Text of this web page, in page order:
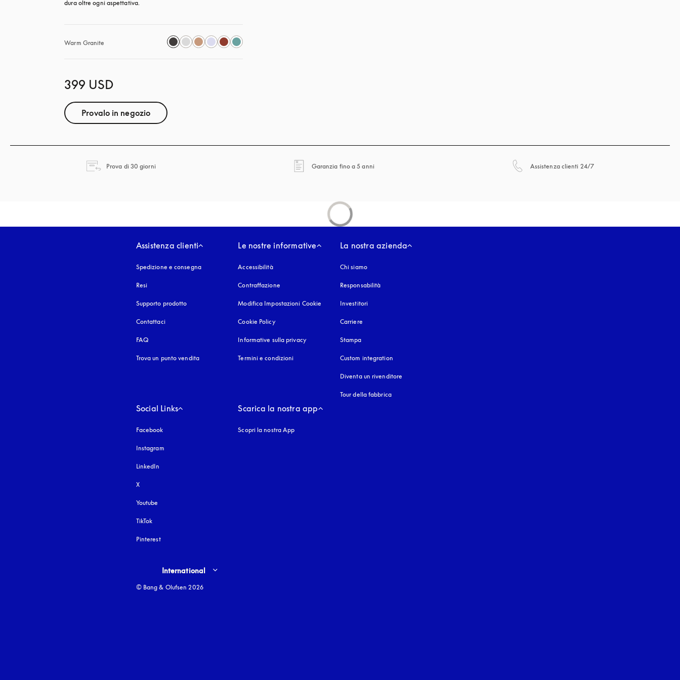
dura oltre ogni aspettativa.
Warm Granite
399 USD
Provalo in negozio
Prova di 30 giornisi apre in una nuova finestra Garanzia fino a 5 annisi apre in una nuova finestra Assistenza clienti 24/7
Assistenza clienti
Spedizione e consegna
Resi
Supporto prodotto
Contattaci
FAQ
Trova un punto vendita
Le nostre informative
Accessibilitàsi apre in una nuova finestra
Contraffazione si apre in una nuova finestra
Modifica Impostazioni Cookie
Cookie Policysi apre in una nuova finestra
Informative sulla privacysi apre in una nuova finestra
Termini e condizioni
La nostra azienda
Chi siamo
Responsabilità
Investitori
Carriere
Stampa
Custom integration
Diventa un rivenditore
Tour della fabbrica
Social Links
Facebook
Instagram
LinkedIn
X
Youtube
TikTok
Pinterest
Scarica la nostra app
Scopri la nostra App
Select country and language
International
© Bang & Olufsen 2026